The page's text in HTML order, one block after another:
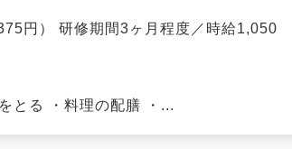
円） 研修期間3ヶ月程度／時給1,050
とる ・料理の配膳 ・...